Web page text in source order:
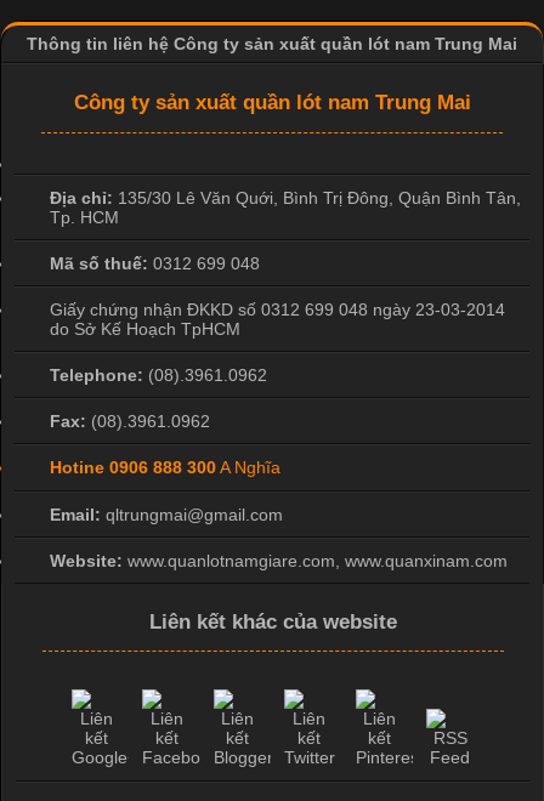
Thông tin liên hệ Công ty sản xuất quần lót nam Trung Mai
Công ty sản xuất quần lót nam Trung Mai
Địa chỉ: 135/30 Lê Văn Quới, Bình Trị Đông Quận Bình Tân
Tp. HCM
Mã số thuế: 0312 699 048
Giấy chứng nhận ĐKKD số 0312 699 048 ngày 23-03-2014
do Sở Kế Hoạch TpHCM
Telephone: (08).3961.0962
Fax: (08).3961.0962
Hotine 0906 888 300A Nghĩa
Email: qltrungmai@gmail.com
Website: www.quanlotnamgiare.com, www.quanxinam.com
Liên kết khác của website